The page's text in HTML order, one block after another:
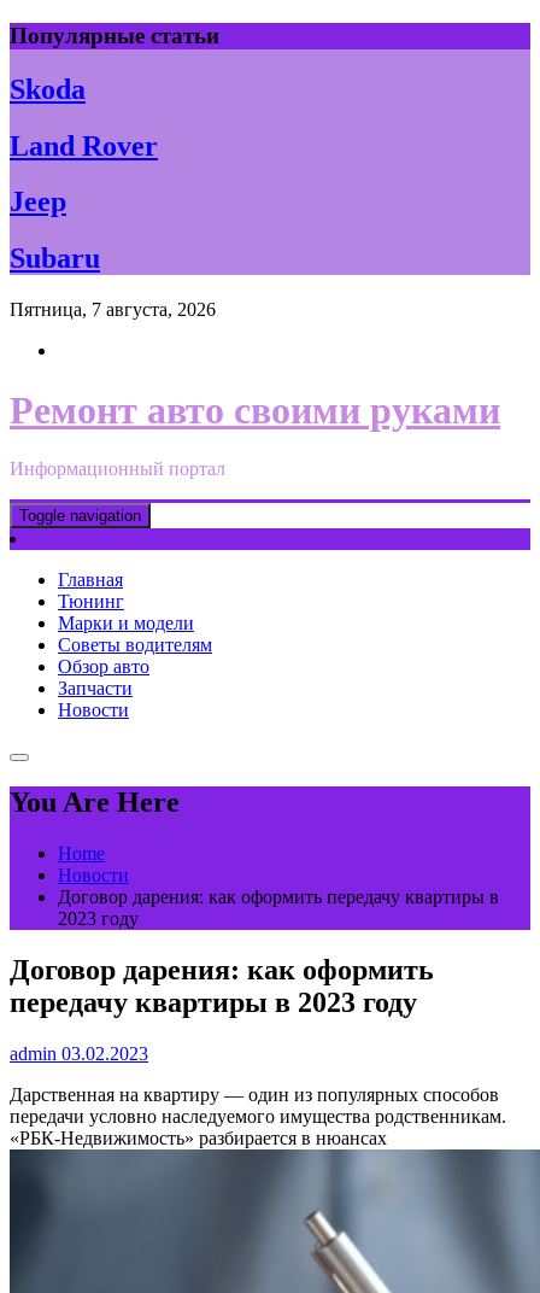
Skip
to
content
Популярные статьи
Skoda
Land Rover
Jeep
Subaru
Пятница, 7 августа, 2026
Ремонт авто своими руками
Информационный портал
Toggle navigation
Главная
Тюнинг
Марки и модели
Советы водителям
Обзор авто
Запчасти
Новости
You Are Here
Home
Новости
Договор дарения: как оформить передачу квартиры в
2023 году
Договор дарения: как оформить
передачу квартиры в 2023 году
admin 03.02.2023
Дарственная на квартиру — один из популярных способов
передачи условно наследуемого имущества родственникам.
«РБК-Недвижимость» разбирается в нюансах